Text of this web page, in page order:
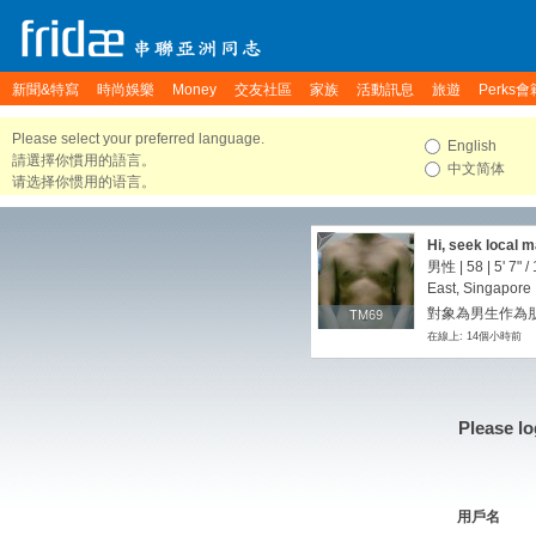
新聞&特寫 時尚娛樂 Money 交友社區 家族 活動訊息 旅遊 Perks會
Please select your preferred language.
請選擇你慣用的語言。
请选择你惯用的语言。
English
中文简体
TM69
TM69
Hi, seek local
男性 | 58 | 5' 7" /
East, Singapore
對象為男生作為
在線上: 14個小時前
Please
用戶名